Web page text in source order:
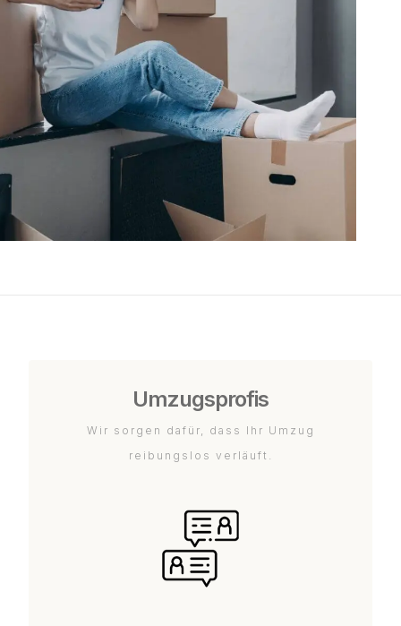
Umzugsprofis
Wir sorgen dafür, dass Ihr Umzug
reibungslos verläuft.